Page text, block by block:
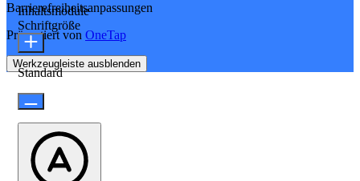
Barrierefreiheitsanpassungen
Präsentiert von OneTap
Werkzeugleiste ausblenden
Inhaltsmodule
Schriftgröße
Standard